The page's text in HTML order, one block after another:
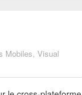
Mobiles, Visual